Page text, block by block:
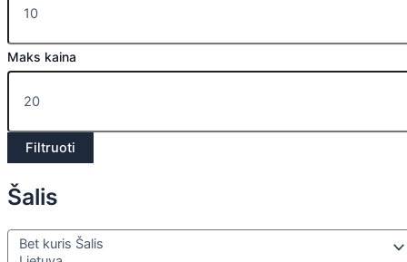
Maks kaina
Filtruoti
Šalis